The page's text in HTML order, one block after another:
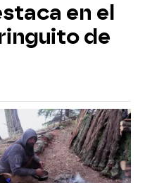
en el
de